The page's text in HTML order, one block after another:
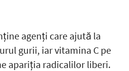
agenți care ajută la
gurii, iar vitamina C pe
apariția radicalilor liberi.